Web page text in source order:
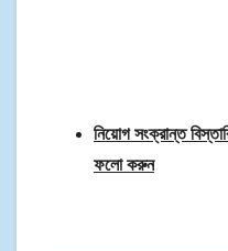
নিয়োগ সংক্রান্ত
ফলো করুন